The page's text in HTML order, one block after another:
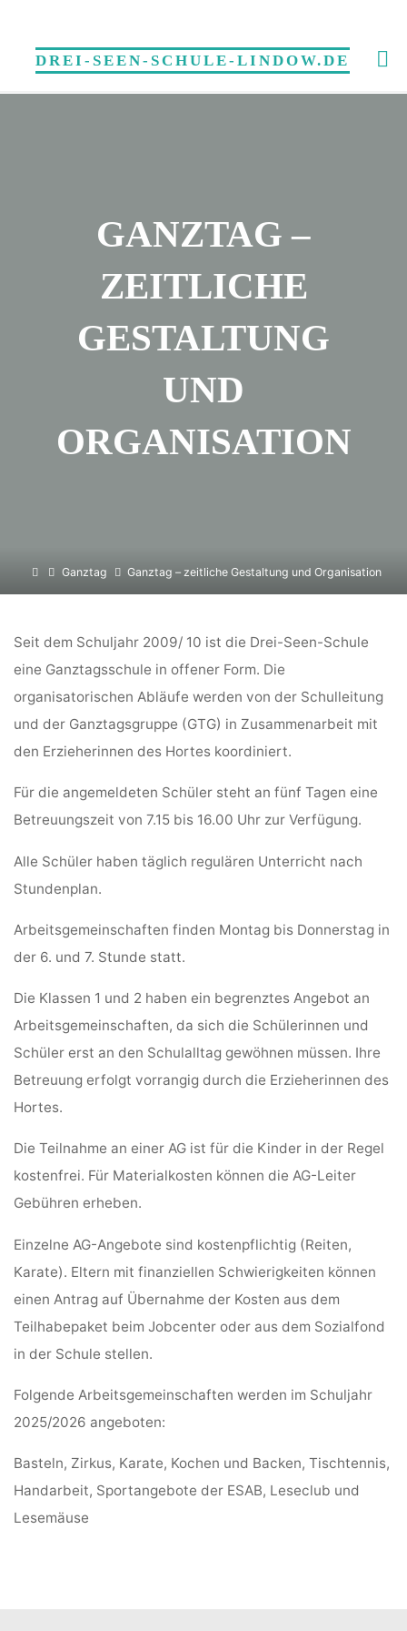
contentDREI-SEEN-SCHULE-LINDOW.DE
GANZTAG –
ZEITLICHE
GESTALTUNG
UND
ORGANISATION
HomeGanztag Ganztag – zeitliche Gestaltung und Organisation
Seit dem Schuljahr 2009/ 10 ist die Drei-Seen-Schule
eine Ganztagsschule in offener Form. Die
organisatorischen Abläufe werden von der Schulleitung
und der Ganztagsgruppe (GTG) in Zusammenarbeit mit
den Erzieherinnen des Hortes koordiniert.
Für die angemeldeten Schüler steht an fünf Tagen eine
Betreuungszeit von 7.15 bis 16.00 Uhr zur Verfügung.
Alle Schüler haben täglich regulären Unterricht nach
Stundenplan.
Arbeitsgemeinschaften finden Montag bis Donnerstag in
der 6. und 7. Stunde statt.
Die Klassen 1 und 2 haben ein begrenztes Angebot an
Arbeitsgemeinschaften, da sich die Schülerinnen und
Schüler erst an den Schulalltag gewöhnen müssen. Ihre
Betreuung erfolgt vorrangig durch die Erzieherinnen des
Hortes.
Die Teilnahme an einer AG ist für die Kinder in der Regel
kostenfrei. Für Materialkosten können die AG-Leiter
Gebühren erheben.
Einzelne AG-Angebote sind kostenpflichtig (Reiten,
Karate). Eltern mit finanziellen Schwierigkeiten können
einen Antrag auf Übernahme der Kosten aus dem
Teilhabepaket beim Jobcenter oder aus dem Sozialfond
in der Schule stellen.
Folgende Arbeitsgemeinschaften werden im Schuljahr
2025/2026 angeboten:
Basteln, Zirkus, Karate, Kochen und Backen, Tischtennis,
Handarbeit, Sportangebote der ESAB, Leseclub und
Lesemäuse